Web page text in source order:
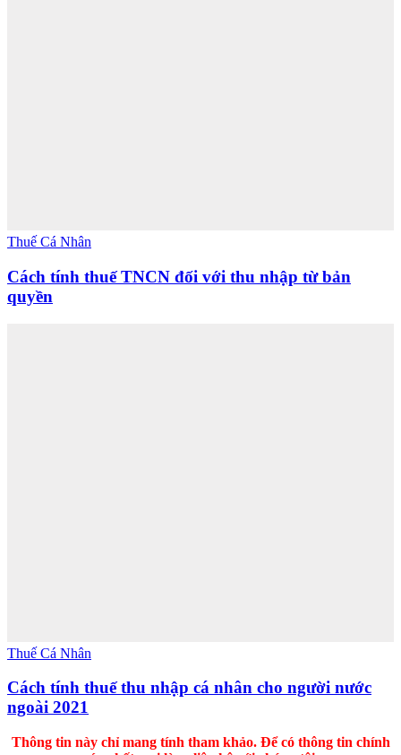
Thuế Cá Nhân
Cách tính thuế TNCN đối với thu nhập từ bản
quyền
Thuế Cá Nhân
Cách tính thuế thu nhập cá nhân cho người nước
ngoài 2021
Thông tin này chỉ mang tính tham khảo. Để có thông tin chính